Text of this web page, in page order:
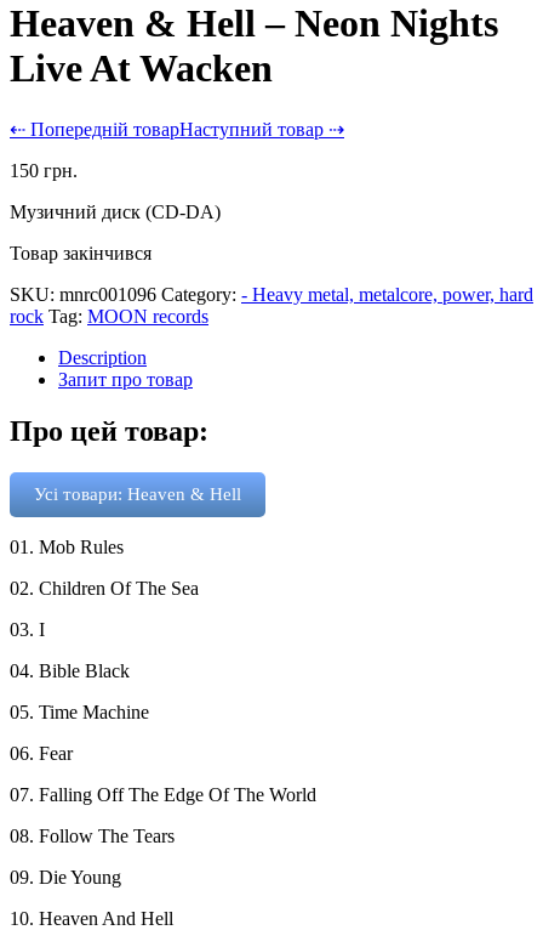
Heaven & Hell – Neon Nights
Live At Wacken
⇠ Попередній товарНаступний товар ⇢
150 грн.
Музичний диск (CD-DA)
Товар закінчився
SKU: mnrc001096 Category: - Heavy metal, metalcore, power, hard
rock Tag: MOON records
Description
Запит про товар
Про цей товар:
Усі товари: Heaven & Hell
01. Mob Rules
02. Children Of The Sea
03. I
04. Bible Black
05. Time Machine
06. Fear
07. Falling Off The Edge Of The World
08. Follow The Tears
09. Die Young
10. Heaven And Hell